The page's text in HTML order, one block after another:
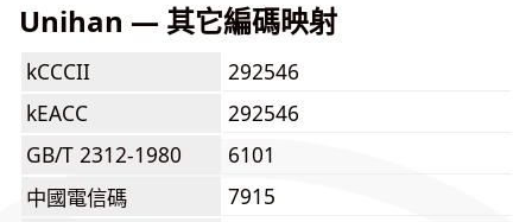
Unihan — 其它編碼映射
kCCCII
292546
kEACC
292546
GB/T 2312-1980
6101
中國電信碼
7915